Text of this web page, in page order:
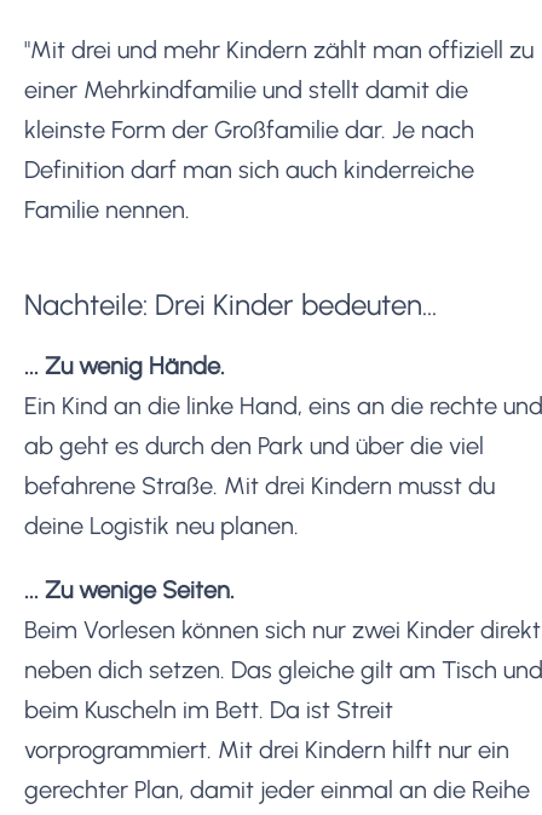
"Mit drei und mehr Kindern zählt man offiziell zu
einer Mehrkindfamilie und stellt damit die
kleinste Form der Großfamilie dar. Je nach
Definition darf man sich auch kinderreiche
Familie nennen.
Nachteile: Drei Kinder bedeuten...
... Zu wenig Hände.
Ein Kind an die linke Hand, eins an die rechte und
ab geht es durch den Park und über die viel
befahrene Straße. Mit drei Kindern musst du
deine Logistik neu planen.
... Zu wenige Seiten.
Beim Vorlesen können sich nur zwei Kinder direkt
neben dich setzen. Das gleiche gilt am Tisch und
beim Kuscheln im Bett. Da ist Streit
vorprogrammiert. Mit drei Kindern hilft nur ein
gerechter Plan, damit jeder einmal an die Reihe